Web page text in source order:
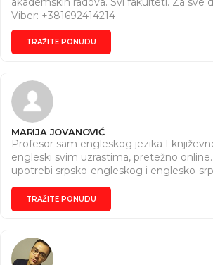
Viber: +381692414214
TRAŽITE PONUDU
MARIJA JOVANOVIĆ
Profesor sam engleskog jezika I
engleski svim uzrastima, pretežno
upotrebi srpsko-engleskog i englesko-
savladavanja gradiva. Razradjujemo i
rečenica i vremena, upotrebu pravilnih i
kao i opštu konverziju. Ujedno, pored
TRAŽITE PONUDU